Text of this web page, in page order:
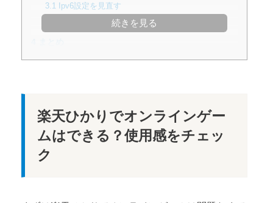
3.1 Ipv6設定を見直す
有線接続にする続きを見る
楽天ひかりでオンラインゲー
ムはできる？使用感をチェッ
ク